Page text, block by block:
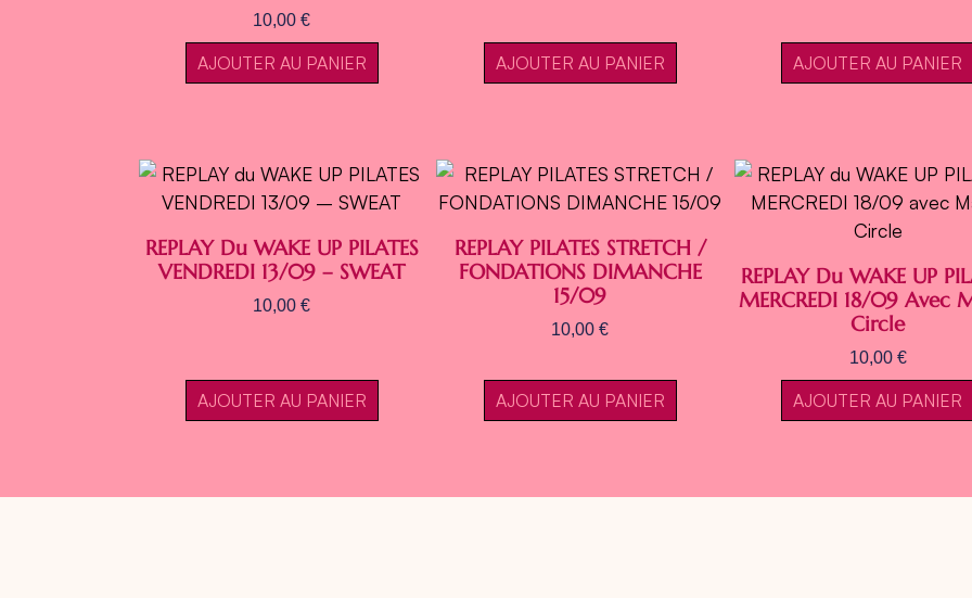
10,00€
AJOUTER AU PANIER AJOUTER AU PANIER AJOUTER AU PANIER
REPLAY Du WAKE UP PILATES
VENDREDI 13/09 – SWEAT
10,00€
AJOUTER AU PANIER
REPLAY PILATES STRETCH /
FONDATIONS DIMANCHE
15/09
10,00€
AJOUTER AU PANIER
REPLAY Du WAKE UP
MERCREDI 18/09 Avec
Circle
10,00 €
AJOUTER AU PANIER